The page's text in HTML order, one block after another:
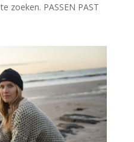
zoeken. PASSEN PAST